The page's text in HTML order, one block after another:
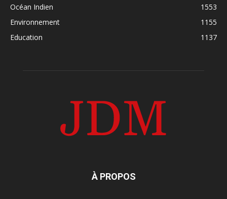
Océan Indien
1553
Environnement
1155
Education
1137
À PROPOS